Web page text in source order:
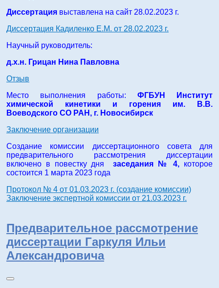
Диссертация выставлена на сайт 28.02.2023 г.
Диссертация Кадиленко Е.М. от 28.02.2023 г.
Научный руководитель:
д.х.н. Грицан Нина Павловна
Отзыв
Место выполнения работы: ФГБУН Институт
химической кинетики и горения им. В.В.
Воеводского СО РАН, г. Новосибирск
Заключение организации
Создание комиссии диссертационного совета для
предварительного рассмотрения диссертации
включено в повестку дня
заседания № 4, которое
состоится 1 марта 2023 года
Протокол № 4 от 01.03.2023 г. (создание комиссии)
Заключение экспертной комиссии от 21.03.2023 г.
Предварительное рассмотрение
диссертации Гаркуля Ильи
Александровича